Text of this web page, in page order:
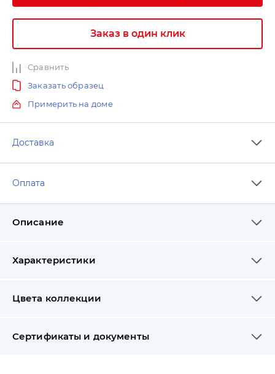
Заказ в один клик
Сравнить
Заказать образец
Примерить на доме
Доставка
Оплата
Описание
Характеристики
Цвета коллекции
Сертификаты и документы